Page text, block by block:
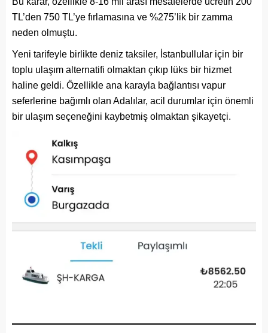
TL’den 750 TL’ye fırlamasına ve %275’lik bir zamma
neden olmuştu.
Yeni tarifeyle birlikte deniz taksiler, İstanbullular için bir
toplu ulaşım alternatifi olmaktan çıkıp lüks bir hizmet
haline geldi. Özellikle ana karayla bağlantısı vapur
seferlerine bağımlı olan Adalılar, acil durumlar için önemli
bir ulaşım seçeneğini kaybetmiş olmaktan şikayetçi.